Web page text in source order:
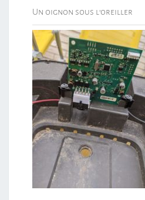
Un oignon sous l’oreiller